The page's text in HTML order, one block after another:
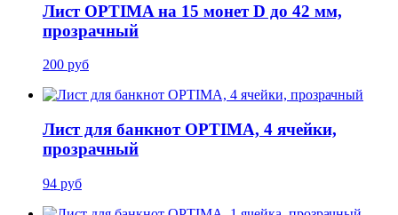
Лист OPTIMA на 15 монет D до 42 мм,
прозрачный
200 руб
Лист для банкнот OPTIMA, 4 ячейки,
прозрачный
94 руб